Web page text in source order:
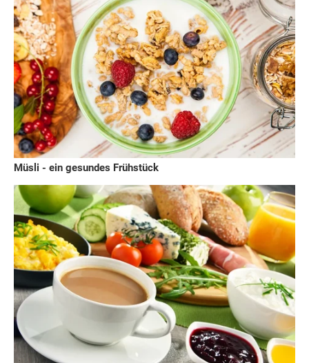
Müsli - ein gesundes Frühstück